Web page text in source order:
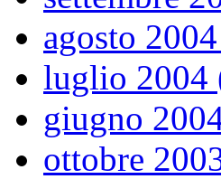
agosto
luglio 2004
giugno
ottobre